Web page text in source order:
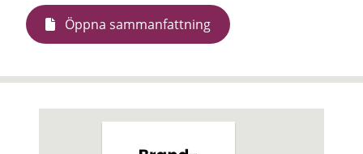
Öppna sammanfattning